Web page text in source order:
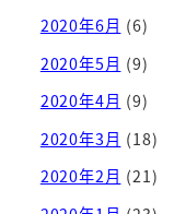
2020年6月 (6)
2020年5月 (9)
2020年4月 (9)
2020年3月 (18)
2020年2月 (21)